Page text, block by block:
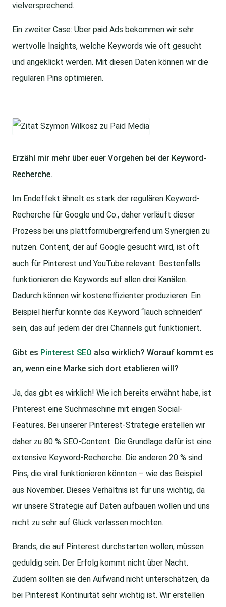
vielversprechend.
Ein zweiter Case: Über paid Ads bekommen wir sehr
wertvolle Insights, welche Keywords wie oft gesucht
und angeklickt werden. Mit diesen Daten können wir die
regulären Pins optimieren.
Erzähl mir mehr über euer Vorgehen bei der Keyword-
Recherche.
Im Endeffekt ähnelt es stark der regulären Keyword-
Recherche für Google und Co., daher verläuft dieser
Prozess bei uns plattformübergreifend um Synergien zu
nutzen. Content, der auf Google gesucht wird, ist oft
auch für Pinterest und YouTube relevant. Bestenfalls
funktionieren die Keywords auf allen drei Kanälen.
Dadurch können wir kosteneffizienter produzieren. Ein
Beispiel hierfür könnte das Keyword “lauch schneiden”
sein, das auf jedem der drei Channels gut funktioniert.
Gibt es Pinterest SEO also wirklich? Worauf kommt es
an, wenn eine Marke sich dort etablieren will?
Ja, das gibt es wirklich! Wie ich bereits erwähnt habe, ist
Pinterest eine Suchmaschine mit einigen Social-
Features. Bei unserer Pinterest-Strategie erstellen wir
daher zu 80 % SEO-Content. Die Grundlage dafür ist eine
extensive Keyword-Recherche. Die anderen 20 % sind
Pins, die viral funktionieren könnten – wie das Beispiel
aus November. Dieses Verhältnis ist für uns wichtig, da
wir unsere Strategie auf Daten aufbauen wollen und uns
nicht zu sehr auf Glück verlassen möchten.
Brands, die auf Pinterest durchstarten wollen, müssen
geduldig sein. Der Erfolg kommt nicht über Nacht.
Zudem sollten sie den Aufwand nicht unterschätzen, da
bei Pinterest Kontinuität sehr wichtig ist. Wir erstellen